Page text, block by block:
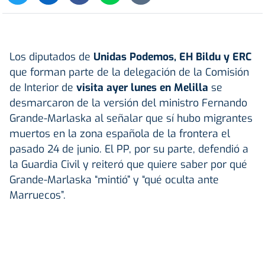
Los diputados de Unidas Podemos, EH Bildu y ERC
que forman parte de la delegación de la Comisión
de Interior de visita ayer lunes en Melilla se
desmarcaron de la versión del ministro Fernando
Grande-Marlaska al señalar que sí hubo migrantes
muertos en la zona española de la frontera el
pasado 24 de junio. El PP, por su parte, defendió a
la Guardia Civil y reiteró que quiere saber por qué
Grande-Marlaska “mintió” y “qué oculta ante
Marruecos”.